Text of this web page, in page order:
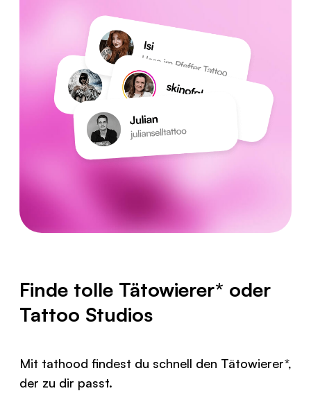
Finde tolle Tätowierer* oder
Tattoo Studios
Mit tathood findest du schnell den Tätowierer*,
der zu dir passt.